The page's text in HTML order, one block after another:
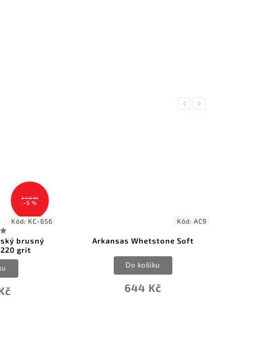
Previous
2 112 Kč
–5 %
Kód: KC-656
brusný
grit
Kód: AC9
Arkansas Whetstone Soft
644 Kč
Do košíku
Next